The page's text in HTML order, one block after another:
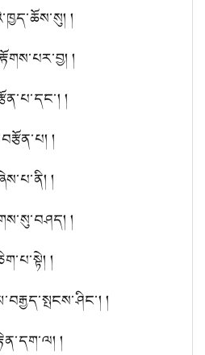
།
།
།
།
།
།
།
།
།